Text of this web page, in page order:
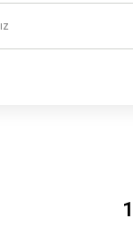
HAYAL ET - TASARLA -